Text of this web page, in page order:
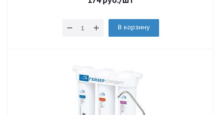
В корзину